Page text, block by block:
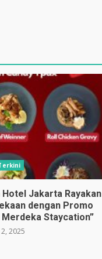
Jakarta Rayakan
dengan Promo
Merdeka Staycation”
2025